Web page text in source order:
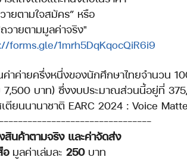
ายตามใจสมัคร” หรือ
วายตามมูลค่าจริง"
forms.gle/1mrh5DqKqocQiR6i9
ค่าค่ายครึ่งหนึ่งของนักศึกษาไทยจำนวน
7,500 บาท) ซึ่งงบประมาณส่วนนี้อยู่ที่
ตียนนานาชาติ EARC 2024 : Voice
สินค้าตามจริง และค่าจัดส่ง
อ มูลค่าเล่มละ 250 บาท